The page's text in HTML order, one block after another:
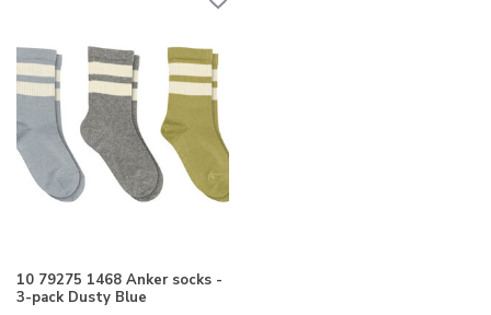
10 79275 1468 Anker socks -
3-pack Dusty Blue